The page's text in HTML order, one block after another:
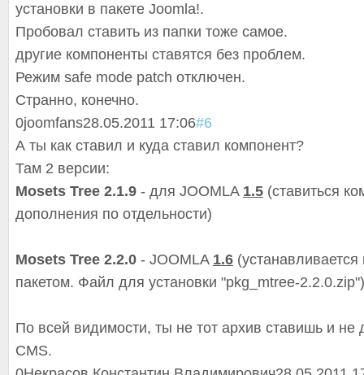
установки в пакете Joomla!.
Пробовал ставить из папки тоже самое.
другие компоненты ставятся без проблем.
Режим safe mode patch отключен.
Странно, конечно.
0joomfans28.05.2011 17:06#6
А ты как ставил и куда ставил компонент?
Там 2 версии:
Mosets Tree 2.1.9 - для JOOMLA 1.5 (ставиться
дополнения по отдельности)
Mosets Tree 2.2.0 - JOOMLA 1.6 (устанавливается
пакетом. Файл для установки "pkg_mtree-2.2.0.zip")
По всей видимости, ты не тот архив ставишь и не
CMS.